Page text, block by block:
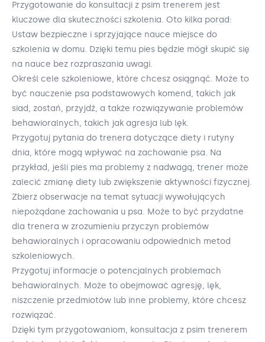
Przygotowanie do konsultacji z psim trenerem jest
kluczowe dla skuteczności szkolenia. Oto kilka porad:
Ustaw bezpieczne i sprzyjające nauce miejsce do
szkolenia w domu. Dzięki temu pies będzie mógł skupić się
na nauce bez rozpraszania uwagi.
Określ cele szkoleniowe, które chcesz osiągnąć. Może to
być nauczenie psa podstawowych komend, takich jak
siad, zostań, przyjdź, a także rozwiązywanie problemów
behawioralnych, takich jak agresja lub lęk.
Przygotuj pytania do trenera dotyczące diety i rutyny
dnia, które mogą wpływać na zachowanie psa. Na
przykład, jeśli pies ma problemy z nadwagą, trener może
zalecić zmianę diety lub zwiększenie aktywności fizycznej.
Zbierz obserwacje na temat sytuacji wywołujących
niepożądane zachowania u psa. Może to być przydatne
dla trenera w zrozumieniu przyczyn problemów
behawioralnych i opracowaniu odpowiednich metod
szkoleniowych.
Przygotuj informacje o potencjalnych problemach
behawioralnych. Może to obejmować agresję, lęk,
niszczenie przedmiotów lub inne problemy, które chcesz
rozwiązać.
Dzięki tym przygotowaniom, konsultacja z psim trenerem